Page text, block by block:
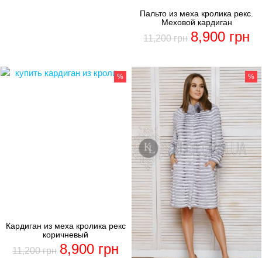
Пальто из меха кролика рекс.
Меховой кардиган
11,200грн 8,900 грн
%
%
Кардиган из меха кролика рекс
коричневый
11,200грн 8,900 грн